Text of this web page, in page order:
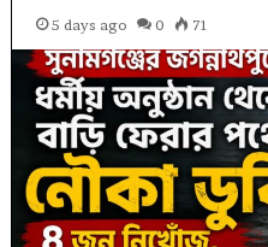
5 days ago 0 71